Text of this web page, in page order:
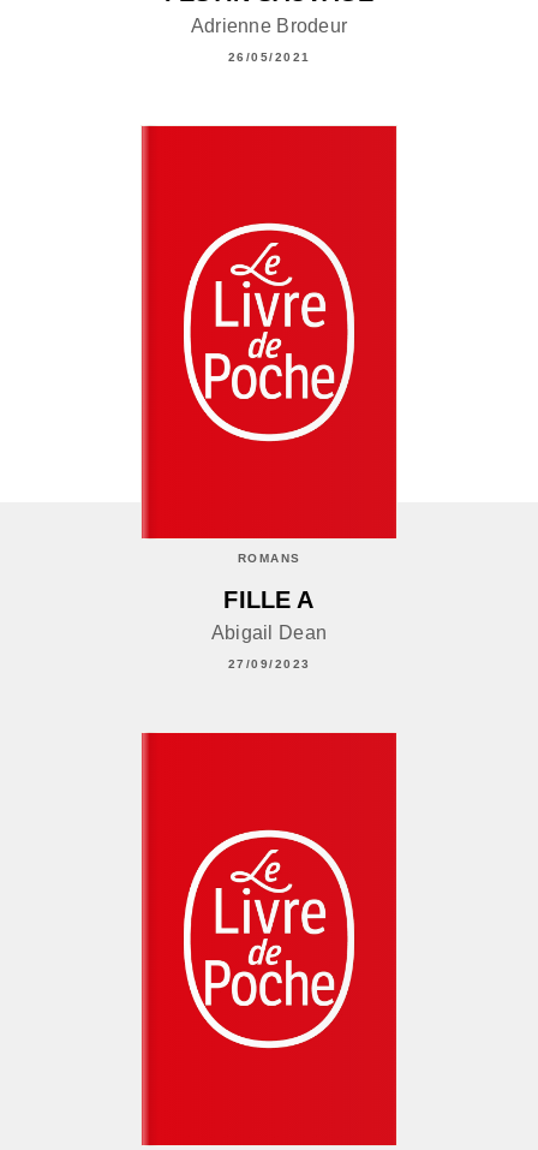
Adrienne Brodeur
26/05/2021
ROMANS
FILLE A
Abigail Dean
27/09/2023